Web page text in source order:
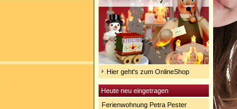
Hier geht's zum OnlineShop
Heute neu eingetragen
Ferienwohnung Petra Pester